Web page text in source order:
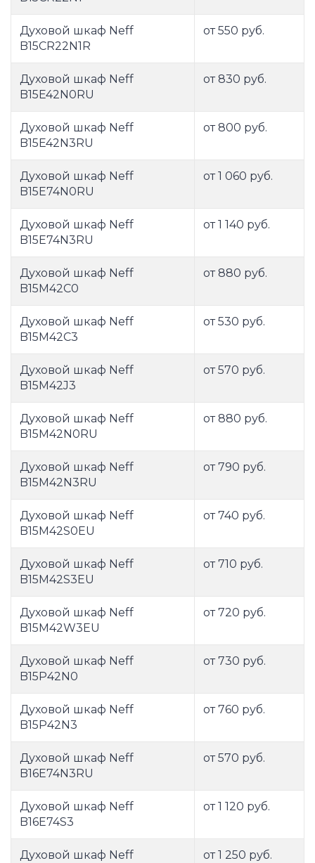
Духовой шкаф Neff
B15CR22N1R
от 550 руб.
Духовой шкаф Neff
B15E42N0RU
от 830 руб.
Духовой шкаф Neff
B15E42N3RU
от 800 руб.
Духовой шкаф Neff
B15E74N0RU
от 1 060 руб.
Духовой шкаф Neff
B15E74N3RU
от 1 140 руб.
Духовой шкаф Neff
B15M42C0
от 880 руб.
Духовой шкаф Neff
B15M42C3
от 530 руб.
Духовой шкаф Neff
B15M42J3
от 570 руб.
Духовой шкаф Neff
B15M42N0RU
от 880 руб.
Духовой шкаф Neff
B15M42N3RU
от 790 руб.
Духовой шкаф Neff
B15M42S0EU
от 740 руб.
Духовой шкаф Neff
B15M42S3EU
от 710 руб.
Духовой шкаф Neff
B15M42W3EU
от 720 руб.
Духовой шкаф Neff
B15P42N0
от 730 руб.
Духовой шкаф Neff
B15P42N3
от 760 руб.
Духовой шкаф Neff
B16E74N3RU
от 570 руб.
Духовой шкаф Neff
B16E74S3
от 1 120 руб.
Духовой шкаф Neff
от 1 250 руб.